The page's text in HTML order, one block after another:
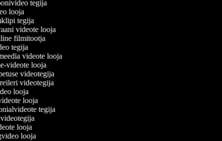
tegija
looja
tegija
videote looja
filmitootja
tegija
videote looja
videote looja
videotegija
videotegija
looja
looja
tegija
looja
looja